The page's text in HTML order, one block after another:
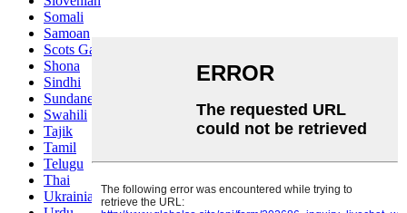
Somali
Samoan
Scots Gaelic
Shona
Sindhi
Sundanese
Swahili
Tajik
Tamil
Telugu
Thai
Ukrainian